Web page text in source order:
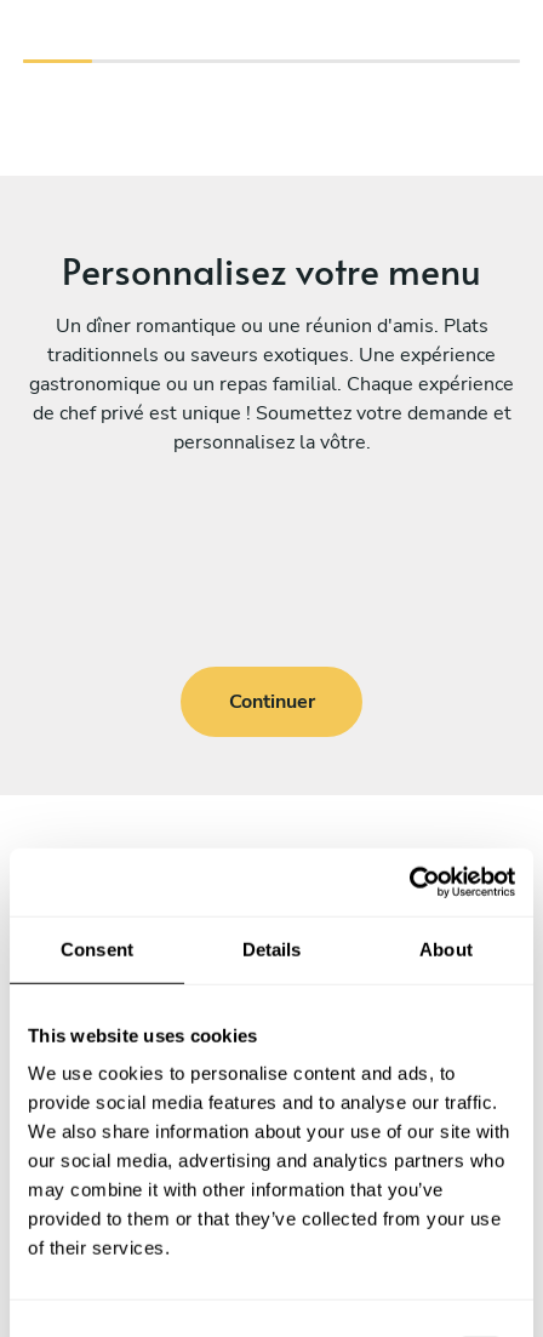
Consent Details About
This website uses cookies
We use cookies to personalise content and ads, to
provide social media features and to analyse our traffic.
We also share information about your use of our site with
our social media, advertising and analytics partners who
may combine it with other information that you’ve
provided to them or that they’ve collected from your use
of their services.
Personnalisez votre menu
Un dîner romantique ou une réunion d'amis. Plats
traditionnels ou saveurs exotiques. Une expérience
gastronomique ou un repas familial. Chaque expérience
de chef privé est unique ! Soumettez votre demande et
personnalisez la vôtre.
Continuer
Questions fréquemment
posées
fréquentes sur Chefs a Domicile à Villepinte.
Que comprend un service de Chef a Domicile à
Villepinte?
Combien coûte un Chef a Domicile à Villepinte?